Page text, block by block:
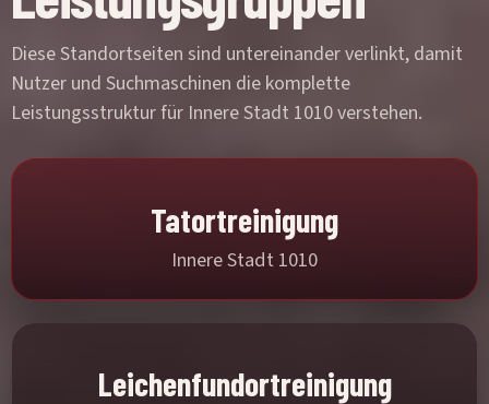
Diese Standortseiten sind untereinander verlinkt, damit
Nutzer und Suchmaschinen die komplette
Leistungsstruktur für Innere Stadt 1010 verstehen.
Tatortreinigung
Innere Stadt 1010
Leichenfundortreinigung